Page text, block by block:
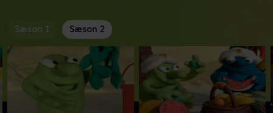
Sæson 1 Sæson 2